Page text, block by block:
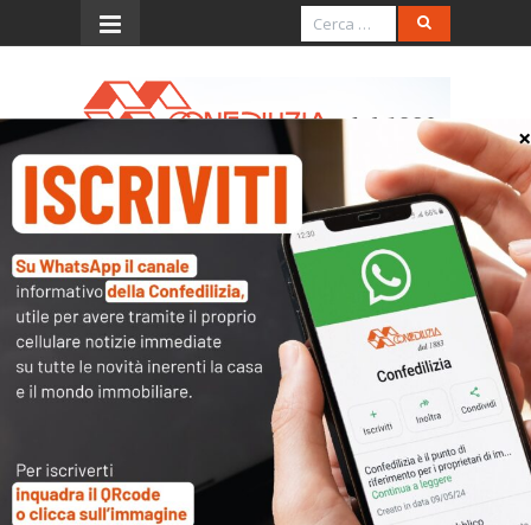
Menu
Attività culturali e libertà
economica